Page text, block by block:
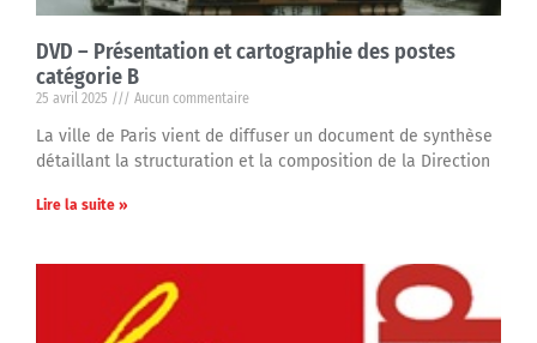
DVD – Présentation et cartographie des postes
catégorie B
25 avril 2025 Aucun commentaire
La ville de Paris vient de diffuser un document de synthèse
détaillant la structuration et la composition de la Direction
Lire la suite »